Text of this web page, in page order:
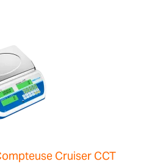
Cruiser CCT